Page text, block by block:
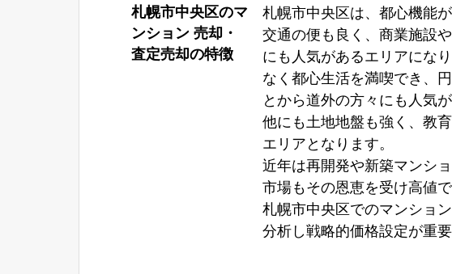
札幌市中央区のマ
ンション 売却・
査定売却の特徴
札幌市中央区は、都心機能
交通の便も良く、商業施設
にも人気があるエリアにな
なく都心生活を満喫でき、
とから道外の方々にも人気
他にも土地地盤も強く、教
エリアとなります。
近年は再開発や新築マンシ
市場もその恩恵を受け高値
札幌市中央区でのマンショ
分析し戦略的価格設定が重